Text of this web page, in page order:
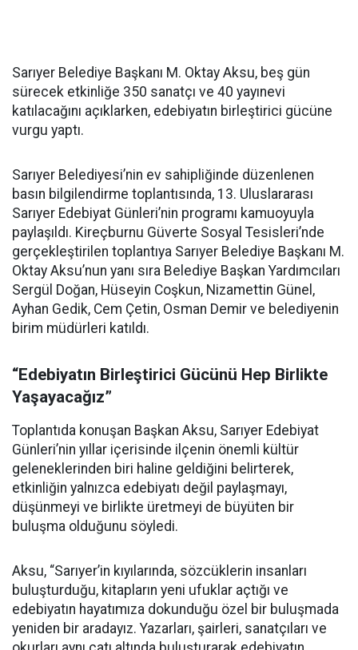
Sarıyer Belediye Başkanı M. Oktay Aksu, beş gün
sürecek etkinliğe 350 sanatçı ve 40 yayınevi
katılacağını açıklarken, edebiyatın birleştirici gücüne
vurgu yaptı.
Sarıyer Belediyesi’nin ev sahipliğinde düzenlenen
basın bilgilendirme toplantısında, 13. Uluslararası
Sarıyer Edebiyat Günleri’nin programı kamuoyuyla
paylaşıldı. Kireçburnu Güverte Sosyal Tesisleri’nde
gerçekleştirilen toplantıya Sarıyer Belediye Başkanı M.
Oktay Aksu’nun yanı sıra Belediye Başkan Yardımcıları
Sergül Doğan, Hüseyin Coşkun, Nizamettin Günel,
Ayhan Gedik, Cem Çetin, Osman Demir ve belediyenin
birim müdürleri katıldı.
“Edebiyatın Birleştirici Gücünü Hep Birlikte
Yaşayacağız”
Toplantıda konuşan Başkan Aksu, Sarıyer Edebiyat
Günleri’nin yıllar içerisinde ilçenin önemli kültür
geleneklerinden biri haline geldiğini belirterek,
etkinliğin yalnızca edebiyatı değil paylaşmayı,
düşünmeyi ve birlikte üretmeyi de büyüten bir
buluşma olduğunu söyledi.
Aksu, “Sarıyer’in kıyılarında, sözcüklerin insanları
buluşturduğu, kitapların yeni ufuklar açtığı ve
edebiyatın hayatımıza dokunduğu özel bir buluşmada
yeniden bir aradayız. Yazarları, şairleri, sanatçıları ve